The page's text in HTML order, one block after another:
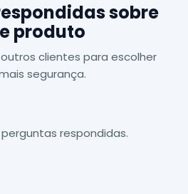
sobre
produto
clientes para escolher
segurança.
respondidas.